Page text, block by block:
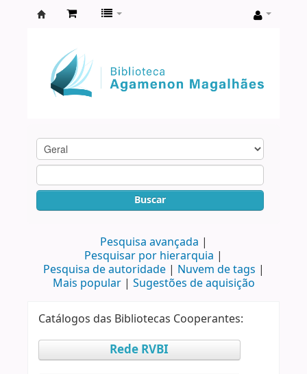
Agamenon
Magalhães
Buscar
Pesquisa avançada
Pesquisar por hierarquia
Pesquisa de autoridade
Nuvem de tags
Mais popular
Sugestões de aquisição
Catálogos das Bibliotecas Cooperantes:
Rede RVBI